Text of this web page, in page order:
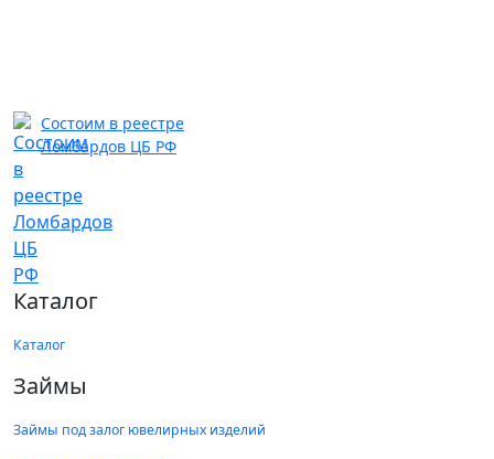
Состоим в реестре
Ломбардов ЦБ РФ
Каталог
Каталог
Займы
Займы под залог ювелирных изделий